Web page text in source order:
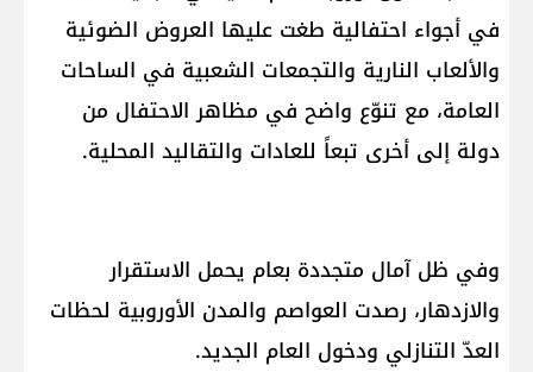
في أجواء احتفالية طغت عليها العروض الضوئية
والألعاب النارية والتجمعات الشعبية في الساحات
العامة، مع تنوّع واضح في مظاهر الاحتفال من
دولة إلى أخرى تبعاً للعادات والتقاليد المحلية.
وفي ظل آمال متجددة بعام يحمل الاستقرار
والازدهار، رصدت العواصم والمدن الأوروبية لحظات
العدّ التنازلي ودخول العام الجديد.